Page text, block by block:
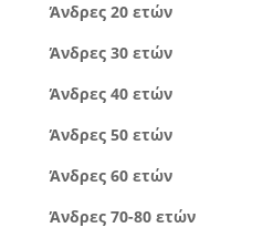
Άνδρες 20 ετών
Άνδρες 30 ετών
Άνδρες 40 ετών
Άνδρες 50 ετών
Άνδρες 60 ετών
Άνδρες 70-80 ετών